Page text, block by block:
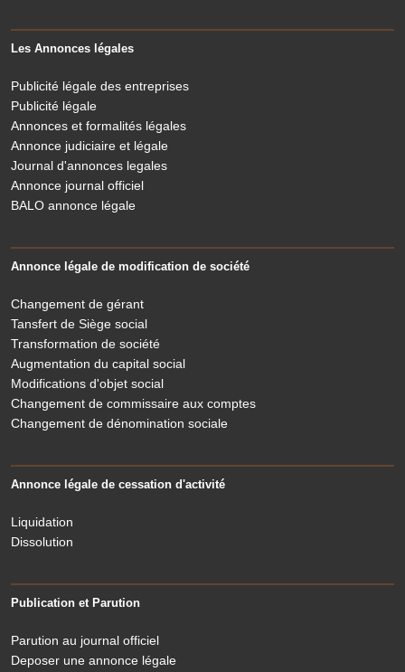
Les Annonces légales
Publicité légale des entreprises
Publicité légale
Annonces et formalités légales
Annonce judiciaire et légale
Journal d'annonces legales
Annonce journal officiel
BALO annonce légale
Annonce légale de modification de société
Changement de gérant
Tansfert de Siège social
Transformation de société
Augmentation du capital social
Modifications d'objet social
Changement de commissaire aux comptes
Changement de dénomination sociale
Annonce légale de cessation d'activité
Liquidation
Dissolution
Publication et Parution
Parution au journal officiel
Deposer une annonce légale